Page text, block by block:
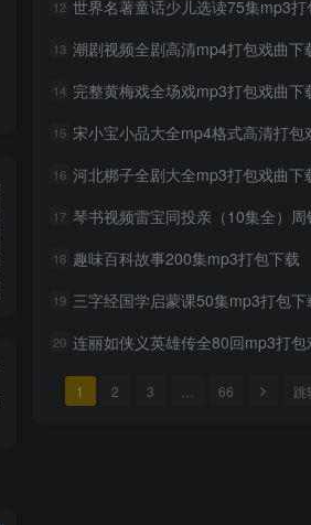
12 世界名著童话少儿选读75集mp3打
13 潮剧视频全剧高清mp4打包戏曲下载第
14 完整黄梅戏全场戏mp3打包戏曲下
15 宋小宝小品大全mp4格式高清打包戏曲
16 河北梆子全剧大全mp3打包戏曲下
17 琴书视频雷宝同投亲（10集全）周银霞
18 趣味百科故事200集mp3打包下载
19 三字经国学启蒙课50集mp3打包下
20 连丽如侠义英雄传全80回mp3打包戏
1 2 3 66 跳